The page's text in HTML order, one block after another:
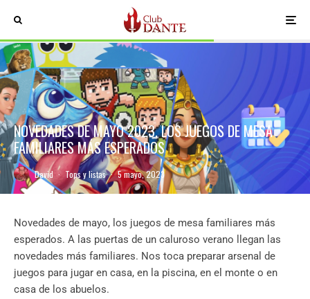
NOVEDADES DE MAYO 2023, LOS JUEGOS DE MESA
FAMILIARES MÁS ESPERADOS
David · Tops y listas · 5 mayo, 2023
Novedades de mayo, los juegos de mesa familiares más
esperados. A las puertas de un caluroso verano llegan las
novedades más familiares. Nos toca preparar arsenal de
juegos para jugar en casa, en la piscina, en el monte o en
casa de los abuelos.